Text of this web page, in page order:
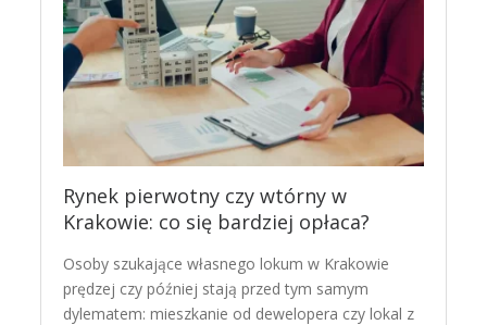
Rynek pierwotny czy wtórny w
Krakowie: co się bardziej opłaca?
Osoby szukające własnego lokum w Krakowie
prędzej czy później stają przed tym samym
dylematem: mieszkanie od dewelopera czy lokal z